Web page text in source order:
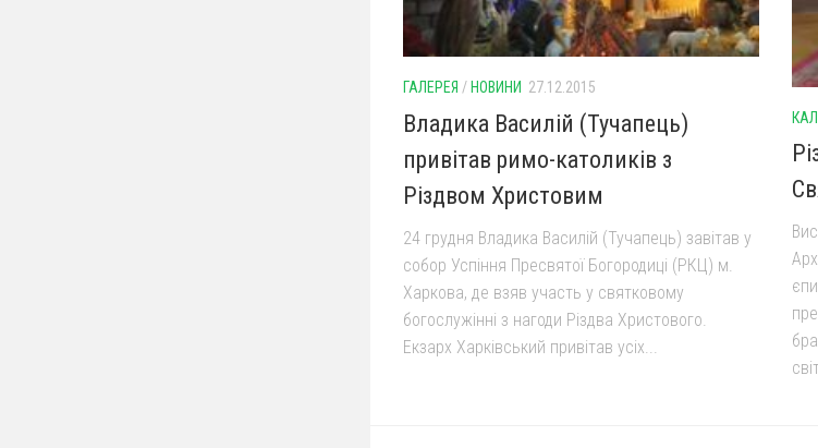
ГАЛЕРЕЯ / НОВИНИ 27.12.2015
Владика Василій (Тучапець)
привітав римо-католиків з
Різдвом Христовим
24 грудня Владика Василій (Тучапець) завітав у
собор Успіння Пресвятої Богородиці (РКЦ) м.
Харкова, де взяв участь у святковому
богослужінні з нагоди Різдва Христового.
Екзарх Харківський привітав усіх...